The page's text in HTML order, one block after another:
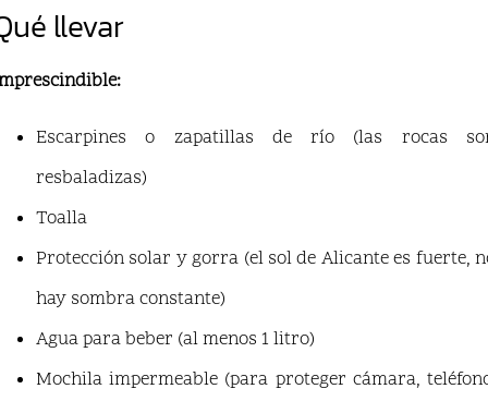
llevar
Escarpines o zapatillas de río (las rocas
resbaladizas)
Toalla
Protección solar y gorra (el sol de Alicante es fuerte,
hay sombra constante)
Agua para beber (al menos 1 litro)
Mochila impermeable (para proteger cámara,